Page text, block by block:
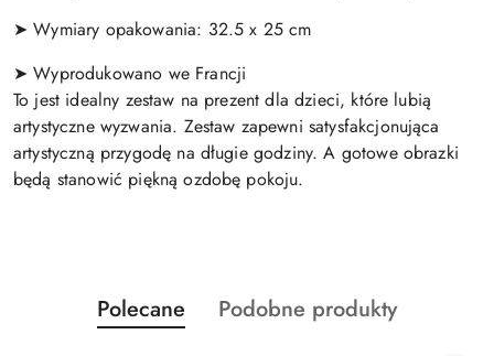
➤ Wymiary opakowania: 32.5 x 25 cm
➤ Wyprodukowano we Francji
To jest idealny zestaw na prezent dla dzieci, które lubią
artystyczne wyzwania. Zestaw zapewni satysfakcjonująca
artystyczną przygodę na długie godziny. A gotowe obrazki
będą stanowić piękną ozdobę pokoju.
Pomiń karuzelę produktów
Produkty
o
Polecane
Produkty
Podobne produkty